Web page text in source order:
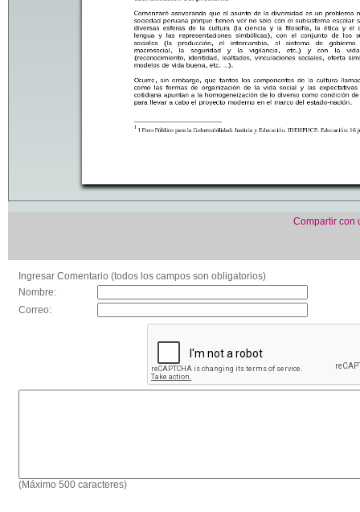
Compartir con
Ingresar Comentario (todos los campos son obligatorios)
Nombre:
Correo:
(Máximo 500 caracteres)